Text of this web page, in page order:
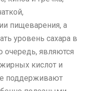
пищеварения, а
уровень сахара в
очередь, являются
кислот и
поддерживают